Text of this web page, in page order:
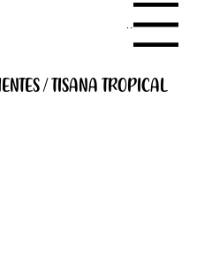
Menu
/ TISANA TROPICAL